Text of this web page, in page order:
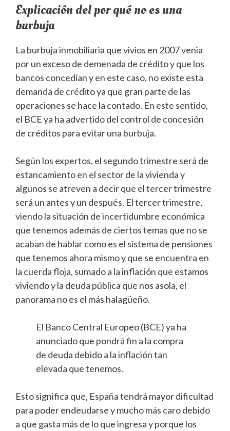
Explicación del por qué no es una
burbuja
La burbuja inmobiliaria que vivios en 2007 venia
por un exceso de demenada de crédito y que los
bancos concedían y en este caso, no existe esta
demanda de crédito ya que gran parte de las
operaciones se hace la contado. En este sentido,
el BCE ya ha advertido del control de concesión
de créditos para evitar una burbuja.
Según los expertos, el segundo trimestre será de
estancamiento en el sector de la vivienda y
algunos se atreven a decir que el tercer trimestre
será un antes y un después. El tercer trimestre,
viendo la situación de incertidumbre económica
que tenemos además de ciertos temas que no se
acaban de hablar como es el sistema de pensiones
que tenemos ahora mismo y que se encuentra en
la cuerda floja, sumado a la inflación que estamos
viviendo y la deuda pública que nos asola, el
panorama no es el más halagüeño.
El Banco Central Europeo (BCE) ya ha
anunciado que pondrá fin a la compra
de deuda debido a la inflación tan
elevada que tenemos.
Esto significa que, España tendrá mayor dificultad
para poder endeudarse y mucho más caro debido
a que gasta más de lo que ingresa y porque los